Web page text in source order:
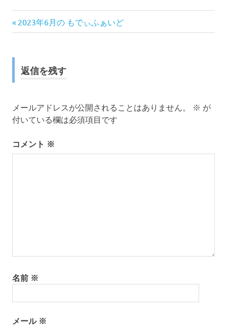
投
ナ
ゲ
シ
前
の
2023年6月の もでぃふぁいど
返信を残す
メールアドレスが公開されることはありません。 ※ が
付いている欄は必須項目です
コメント ※
名前 ※
メール ※